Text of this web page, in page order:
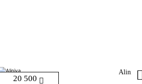
20 500
Aliniya